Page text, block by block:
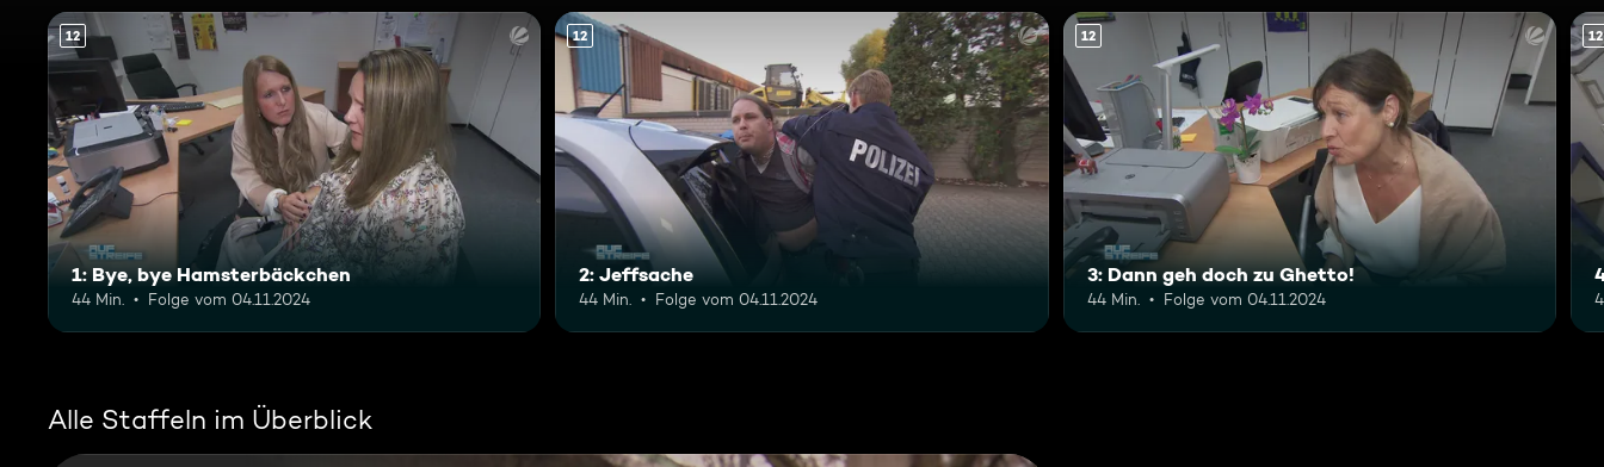
12
1: Bye, bye Hamsterbäckchen
44 Min. Folge vom 04.11.2024
12
2: Jeffsache
44 Min. Folge vom 04.11.2024
12
3: Dann geh doch zu Ghetto!
44 Min. Folge vom 04.11.2024
12
Alle Staffeln im Überblick